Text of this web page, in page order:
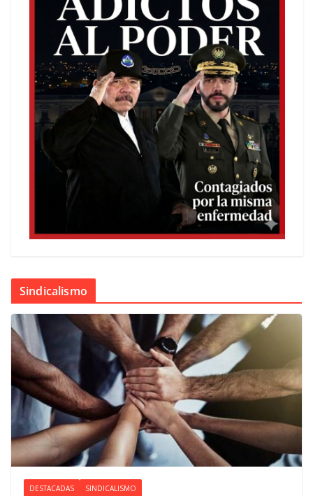
Sindicalismo
DESTACADAS SINDICALISMO